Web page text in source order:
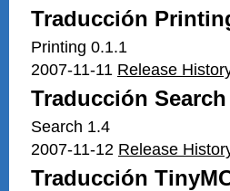
Traducción
Printing 0.1.1
2007-11-11 Release
Traducción Search
Search 1.4
2007-11-12 Release
Traducción